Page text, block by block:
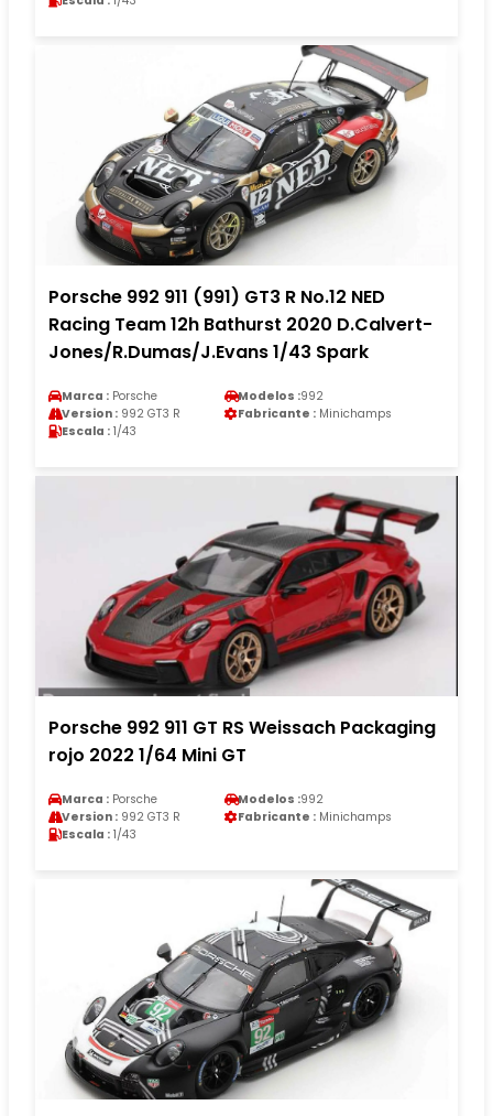
Porsche 992 911 (991) GT3 R No.12 NED
Racing Team 12h Bathurst 2020 D.Calvert-
Jones/R.Dumas/J.Evans 1/43 Spark
Marca : Porsche Modelos :992
Version : 992 GT3 R Fabricante : Minichamps
Escala : 1/43
Porsche 992 911 GT RS Weissach Packaging
rojo 2022 1/64 Mini GT
Marca : Porsche Modelos :992
Version : 992 GT3 R Fabricante : Minichamps
Escala : 1/43